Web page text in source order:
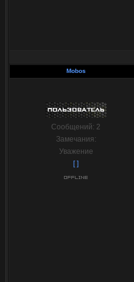
Mobos
Сообщений: 2
Замечания:
Уважение
[ ]